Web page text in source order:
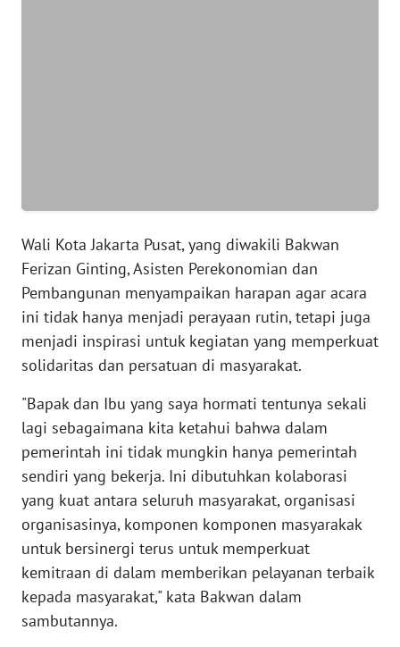
Wali Kota Jakarta Pusat, yang diwakili Bakwan
Ferizan Ginting, Asisten Perekonomian dan
Pembangunan menyampaikan harapan agar acara
ini tidak hanya menjadi perayaan rutin, tetapi juga
menjadi inspirasi untuk kegiatan yang memperkuat
solidaritas dan persatuan di masyarakat.
"Bapak dan Ibu yang saya hormati tentunya sekali
lagi sebagaimana kita ketahui bahwa dalam
pemerintah ini tidak mungkin hanya pemerintah
sendiri yang bekerja. Ini dibutuhkan kolaborasi
yang kuat antara seluruh masyarakat, organisasi
organisasinya, komponen komponen masyarakak
untuk bersinergi terus untuk memperkuat
kemitraan di dalam memberikan pelayanan terbaik
kepada masyarakat," kata Bakwan dalam
sambutannya.
PAPUA
WN
RIAU
WN
SERAMBI
WN
JAMBI
WN
SULTRA
WN
NTB
WN
SULTENG